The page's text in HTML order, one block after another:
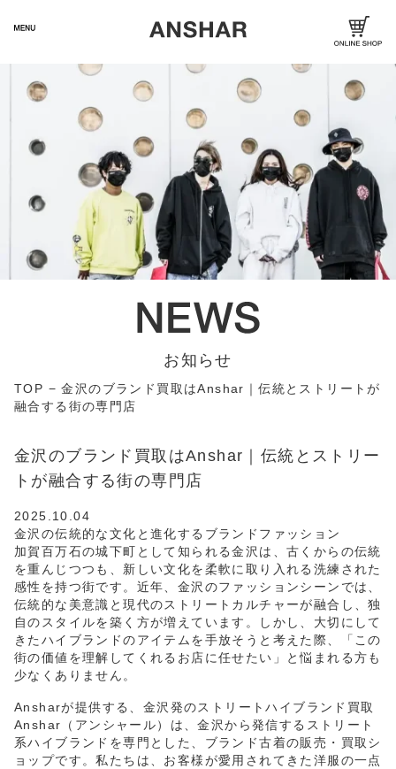
お知らせ
TOP −金沢のブランド買取はAnshar｜伝統とストリートが
融合する街の専門店
金沢のブランド買取はAnshar｜伝統とストリー
トが融合する街の専門店
2025.10.04
金沢の伝統的な文化と進化するブランドファッション
加賀百万石の城下町として知られる金沢は、古くからの伝統
を重んじつつも、新しい文化を柔軟に取り入れる洗練された
感性を持つ街です。近年、金沢のファッションシーンでは、
伝統的な美意識と現代のストリートカルチャーが融合し、独
自のスタイルを築く方が増えています。しかし、大切にして
きたハイブランドのアイテムを手放そうと考えた際、「この
街の価値を理解してくれるお店に任せたい」と悩まれる方も
少なくありません。
Ansharが提供する、金沢発のストリートハイブランド買取
Anshar（アンシャール）は、金沢から発信するストリート
系ハイブランドを専門とした、ブランド古着の販売・買取シ
ョップです。私たちは、お客様が愛用されてきた洋服の一点